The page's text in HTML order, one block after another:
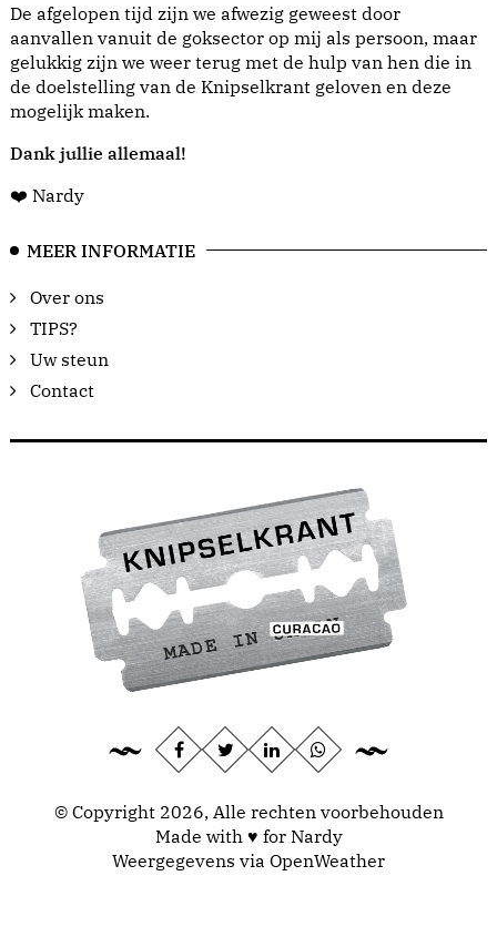
De afgelopen tijd zijn we afwezig geweest door
aanvallen vanuit de goksector op mij als persoon, maar
gelukkig zijn we weer terug met de hulp van hen die in
de doelstelling van de Knipselkrant geloven en deze
mogelijk maken.
Dank jullie allemaal!
❤️ Nardy
MEER INFORMATIE
Over ons
TIPS?
Uw steun
Contact
© Copyright 2026, Alle rechten voorbehouden
Made with ♥ for Nardy
Weergegevens via OpenWeather